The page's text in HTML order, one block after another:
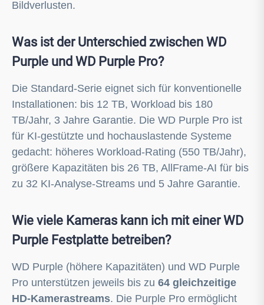
Bildverlusten.
Was ist der Unterschied zwischen WD
Purple und WD Purple Pro?
Die Standard-Serie eignet sich für konventionelle
Installationen: bis 12 TB, Workload bis 180
TB/Jahr, 3 Jahre Garantie. Die WD Purple Pro ist
für KI-gestützte und hochauslastende Systeme
gedacht: höheres Workload-Rating (550 TB/Jahr),
größere Kapazitäten bis 26 TB, AllFrame-AI für bis
zu 32 KI-Analyse-Streams und 5 Jahre Garantie.
Wie viele Kameras kann ich mit einer WD
Purple Festplatte betreiben?
WD Purple (höhere Kapazitäten) und WD Purple
Pro unterstützen jeweils bis zu 64 gleichzeitige
HD-Kamerastreams. Die Purple Pro ermöglicht